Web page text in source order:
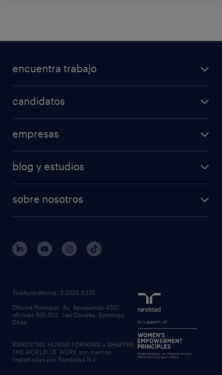
encuentra trabajo
candidatos
empresas
blog y estudios
sobre nosotros
Teléfono oficina: 2 3329 9370
Oficina Principal: Av. Apoquindo 4501
oficinas 501-502, Las Condes, Santiago,
Chile.
RANDSTAD, HUMAN FORWARD y SHAPING
THE WORLD OF WORK son marcas
registradas por Randstad N.V.